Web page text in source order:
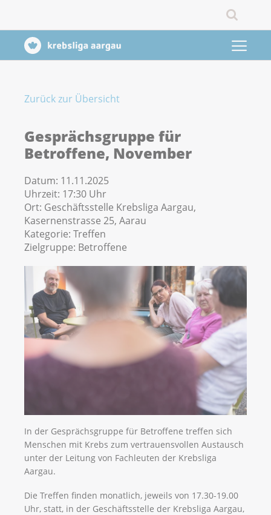
Zurück zur Übersicht
Gesprächsgruppe für
Betroffene, November
Datum: 11.11.2025
Uhrzeit: 17:30 Uhr
Ort: Geschäftsstelle Krebsliga Aargau,
Kasernenstrasse 25, Aarau
Kategorie: Treffen
Zielgruppe: Betroffene
In der Gesprächsgruppe für Betroffene treffen sich
Menschen mit Krebs zum vertrauensvollen Austausch
unter der Leitung von Fachleuten der Krebsliga
Aargau.
Die Treffen finden monatlich, jeweils von 17.30-19.00
Uhr, statt, in der Geschäftsstelle der Krebsliga Aargau,